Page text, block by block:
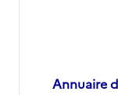
Annuaire